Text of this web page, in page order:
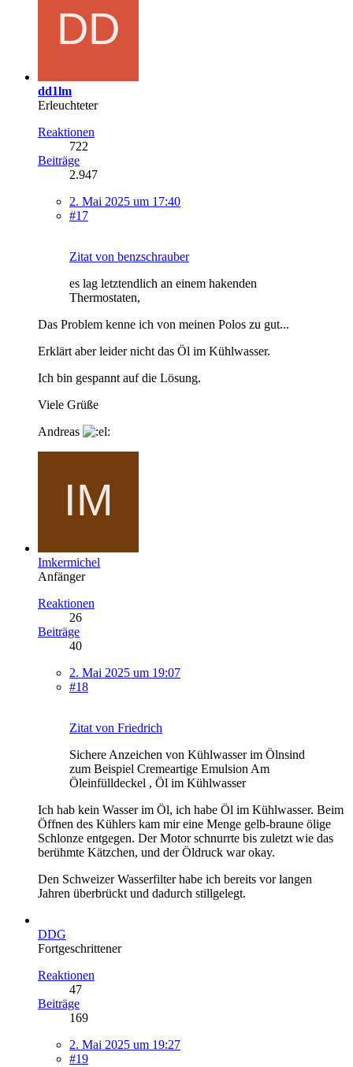
dd1lm
Erleuchteter
Reaktionen
722
Beiträge
2.947
2. Mai 2025 um 17:40
#17
Zitat von benzschrauber
es lag letztendlich an einem hakenden
Thermostaten,
Das Problem kenne ich von meinen Polos zu gut...
Erklärt aber leider nicht das Öl im Kühlwasser.
Ich bin gespannt auf die Lösung.
Viele Grüße
Andreas
Imkermichel
Anfänger
Reaktionen
26
Beiträge
40
2. Mai 2025 um 19:07
#18
Zitat von Friedrich
Sichere Anzeichen von Kühlwasser im Ölnsind
zum Beispiel Cremeartige Emulsion Am
Öleinfülldeckel , Öl im Kühlwasser
Ich hab kein Wasser im Öl, ich habe Öl im Kühlwasser. Beim
Öffnen des Kühlers kam mir eine Menge gelb-braune ölige
Schlonze entgegen. Der Motor schnurrte bis zuletzt wie das
berühmte Kätzchen, und der Öldruck war okay.
Den Schweizer Wasserfilter habe ich bereits vor langen
Jahren überbrückt und dadurch stillgelegt.
DDG
Fortgeschrittener
Reaktionen
47
Beiträge
169
2. Mai 2025 um 19:27
#19